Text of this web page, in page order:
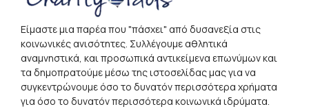
Είμαστε μια παρέα που "πάσχει" από δυσανεξία στις
κοινωνικές ανισότητες. Συλλέγουμε αθλητικά
αναμνηστικά, και προσωπικά αντικείμενα επωνύμων και
τα δημοπρατούμε μέσω της ιστοσελίδας μας για να
συγκεντρώνουμε όσο το δυνατόν περισσότερα χρήματα
για όσο το δυνατόν περισσότερα κοινωνικά ιδρύματα.